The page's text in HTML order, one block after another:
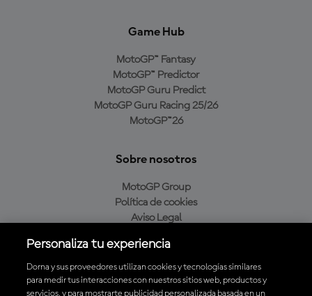
Game Hub
MotoGP™ Fantasy
MotoGP™ Predictor
MotoGP Guru Predict
MotoGP Guru Racing 25/26
MotoGP™26
Sobre nosotros
MotoGP Group
Política de cookies
Aviso Legal
Política de compra
Personaliza tu experiencia
Dorna y sus proveedores utilizan cookies y tecnologías similares
para medir tus interacciones con nuestros sitios web, productos y
servicios, y para mostrarte publicidad personalizada basada en un